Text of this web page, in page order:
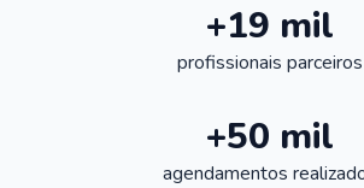
+19 mil
profissionais parceiros
+50 mil
agendamentos